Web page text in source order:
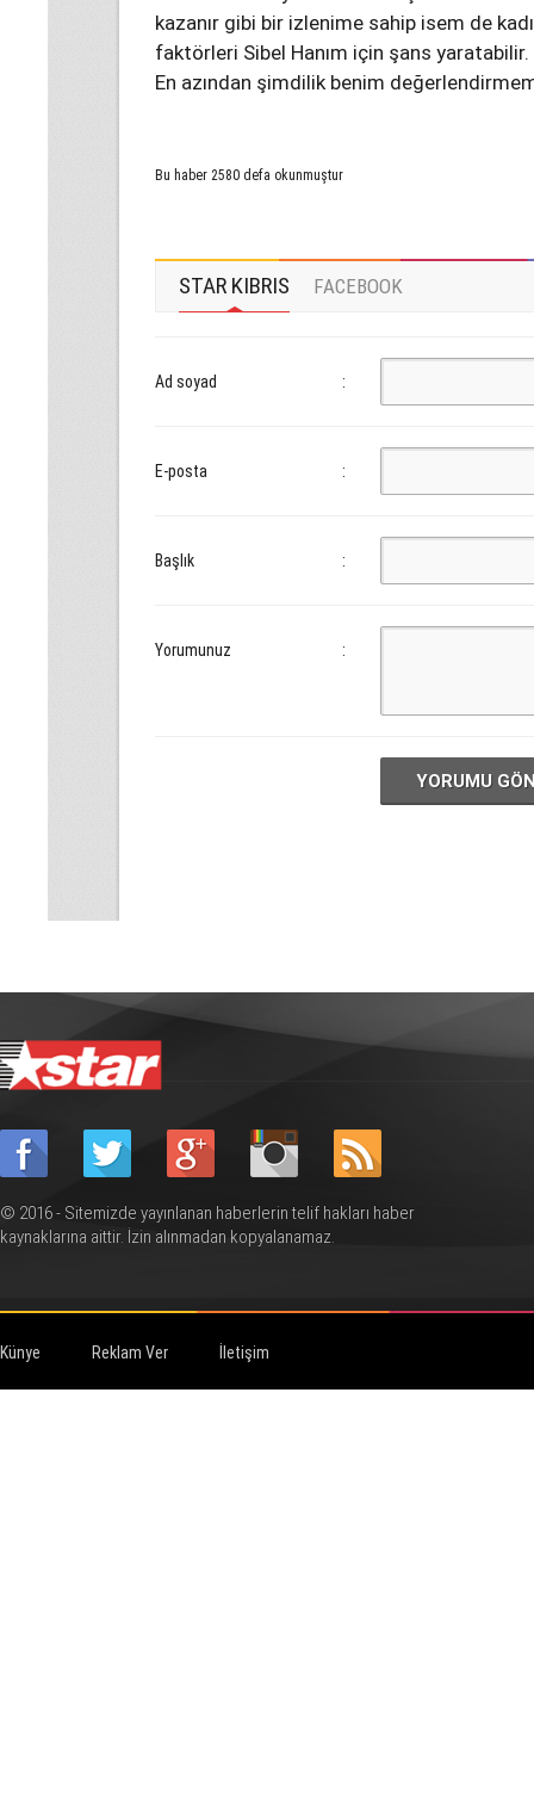
kazanır gibi bir izlenime sahip isem de
faktörleri Sibel Hanım için şans
En azından şimdilik benim
Bu haber 2580 defa okunmuştur
STAR KIBRIS FACEBOOK
Ad soyad :
E-posta :
Başlık :
Yorumunuz :
YORUMU
© 2016 - Sitemizde yayınlanan haberlerin telif hakları haber
kaynaklarına aittir. İzin alınmadan kopyalanamaz.
Künye Reklam Ver İletişim